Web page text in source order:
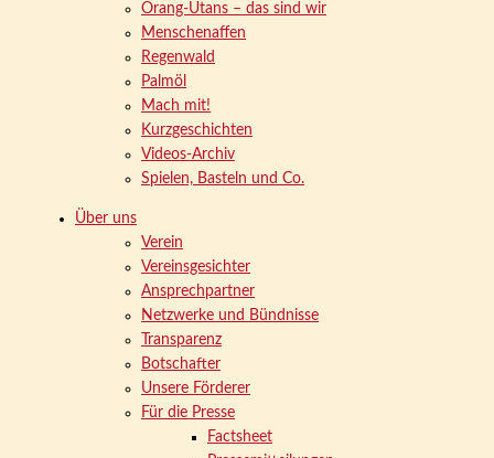
Orang-Utans – das sind wir
Menschenaffen
Regenwald
Palmöl
Mach mit!
Kurzgeschichten
Videos-Archiv
Spielen, Basteln und Co.
Über uns
Verein
Vereinsgesichter
Ansprechpartner
Netzwerke und Bündnisse
Transparenz
Botschafter
Unsere Förderer
Für die Presse
Factsheet